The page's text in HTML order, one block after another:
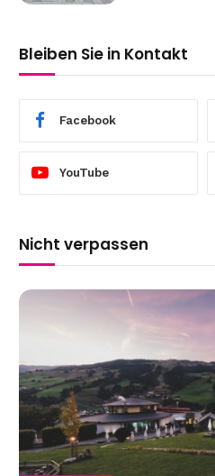
Bleiben Sie in Kontakt
Facebook
YouTube
Nicht verpassen